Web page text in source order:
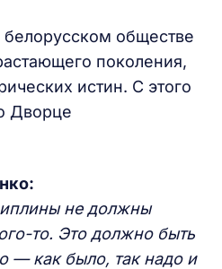
белорусском обществе
поколения,
истин. С этого
Дворце
не должны
то. Это должно быть
— как было, так надо и